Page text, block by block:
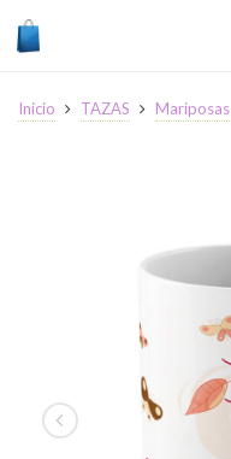
Inicio TAZAS Mariposas